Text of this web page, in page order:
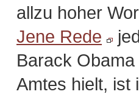
allzu hoher
Jene Rede
Barack
Amtes hielt, ist